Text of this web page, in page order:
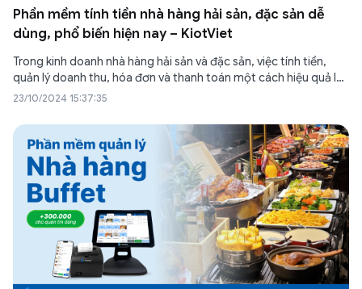
Phần mềm tính tiền nhà hàng hải sản, đặc sản dễ
dùng, phổ biến hiện nay – KiotViet
Trong kinh doanh nhà hàng hải sản và đặc sản, việc tính tiền,
quản lý doanh thu, hóa đơn và thanh toán một cách hiệu quả là
yếu tố then chốt giúp tối ưu hóa hoạt động kinh doanh. Một
23/10/2024 15:37:35